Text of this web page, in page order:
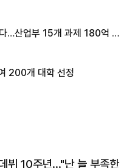
…산업부 15개 과제 180억 지
200개 대학 선정
뷔 10주년…"난 늘 부족한